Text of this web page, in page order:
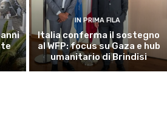
IN PRIMA FILA
Italia conferma il sostegno
al WFP: focus su Gaza e hub
umanitario di Brindisi